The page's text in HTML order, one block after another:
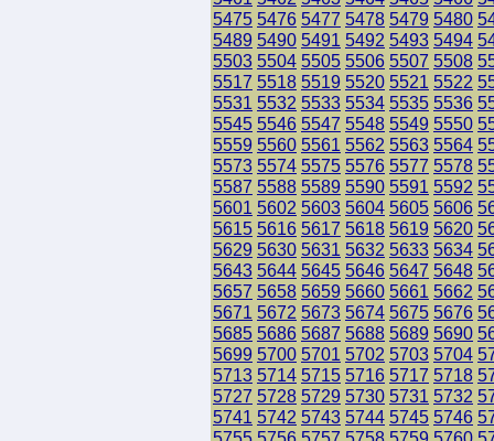
5475 5476 5477 5478 5479 5480
5489 5490 5491 5492 5493 5494
5503 5504 5505 5506 5507 5508
5517 5518 5519 5520 5521 5522
5531 5532 5533 5534 5535 5536
5545 5546 5547 5548 5549 5550
5559 5560 5561 5562 5563 5564
5573 5574 5575 5576 5577 5578
5587 5588 5589 5590 5591 5592
5601 5602 5603 5604 5605 5606
5615 5616 5617 5618 5619 5620
5629 5630 5631 5632 5633 5634
5643 5644 5645 5646 5647 5648
5657 5658 5659 5660 5661 5662
5671 5672 5673 5674 5675 5676
5685 5686 5687 5688 5689 5690
5699 5700 5701 5702 5703 5704
5713 5714 5715 5716 5717 5718
5727 5728 5729 5730 5731 5732
5741 5742 5743 5744 5745 5746